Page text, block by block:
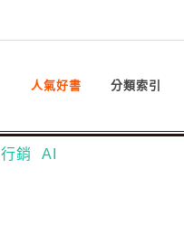
人氣好書 分類索引
行銷 AI